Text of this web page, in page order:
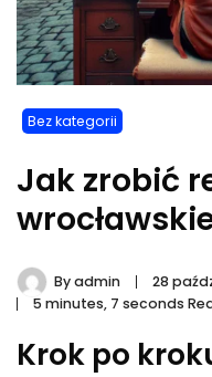
Bez kategorii
Jak zrobić
Byadmin
28
5 minutes, 7 seconds
Krok po